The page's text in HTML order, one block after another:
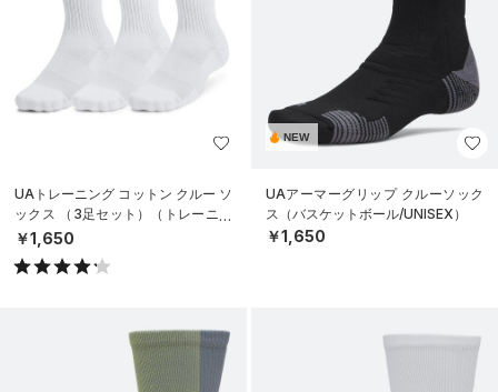
UAトレーニング コットン クルー ソ
ックス （3足セット）（トレーニン
グ/UNISEX）
￥1,650
NEW
UAアーマーグリップ クルーソック
ス（バスケットボール/UNISEX）
￥1,650